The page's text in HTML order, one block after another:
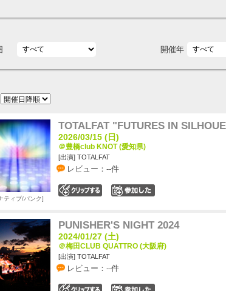
開催年
TOTALFAT "FUTURES IN
2026/03/15 (日)
＠豊橋club KNOT (愛知県)
[出演] TOTALFAT
レビュー：--件
ティブ/パンク
PUNISHER'S NIGHT 2024
2024/01/27 (土)
＠梅田CLUB QUATTRO (大阪府)
[出演] TOTALFAT
レビュー：--件